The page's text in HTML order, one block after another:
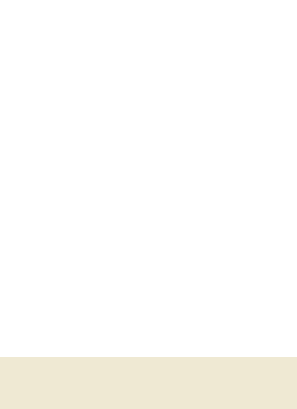
produktsida